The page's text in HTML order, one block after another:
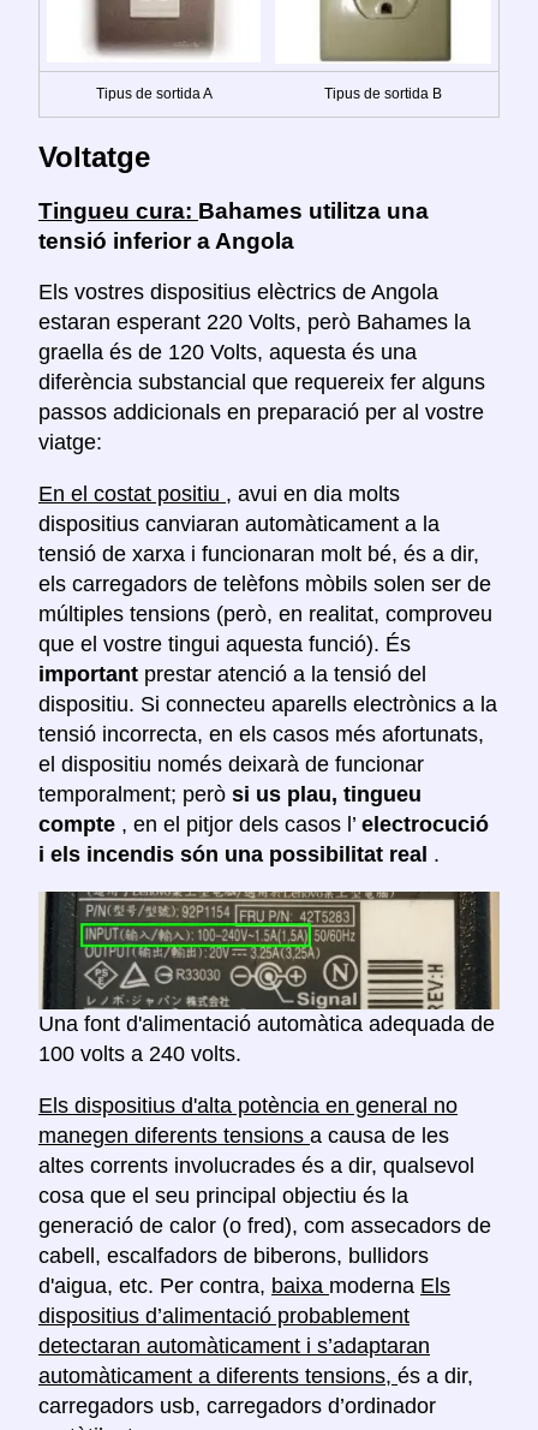
Tipus de sortida A Tipus de sortida B
Voltatge
Tingueu cura: Bahames utilitza una
tensió inferior a Angola
Els vostres dispositius elèctrics de Angola
estaran esperant 220 Volts, però Bahames la
graella és de 120 Volts, aquesta és una
diferència substancial que requereix fer alguns
passos addicionals en preparació per al vostre
viatge:
En el costat positiu , avui en dia molts
dispositius canviaran automàticament a la
tensió de xarxa i funcionaran molt bé, és a dir,
els carregadors de telèfons mòbils solen ser de
múltiples tensions (però, en realitat, comproveu
que el vostre tingui aquesta funció). És
important prestar atenció a la tensió del
dispositiu. Si connecteu aparells electrònics a la
tensió incorrecta, en els casos més afortunats,
el dispositiu només deixarà de funcionar
temporalment; però si us plau, tingueu
compte , en el pitjor dels casos l’ electrocució
i els incendis són una possibilitat real .
Una font d'alimentació automàtica adequada de
100 volts a 240 volts.
Els dispositius d'alta potència en general no
manegen diferents tensions a causa de les
altes corrents involucrades és a dir, qualsevol
cosa que el seu principal objectiu és la
generació de calor (o fred), com assecadors de
cabell, escalfadors de biberons, bullidors
d'aigua, etc. Per contra, baixa moderna Els
dispositius d’alimentació probablement
detectaran automàticament i s’adaptaran
automàticament a diferents tensions, és a dir,
carregadors usb, carregadors d’ordinador